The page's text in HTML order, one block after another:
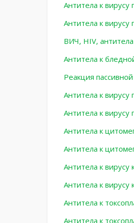
Антитела к вирусу
Антитела к вирусу
ВИЧ, HIV,
Антитела к
Реакция
Антитела к вирусу
Антитела к вирусу
Антитела к
Антитела к
Антитела к вирусу
Антитела к вирусу
Антитела к
Антитела к